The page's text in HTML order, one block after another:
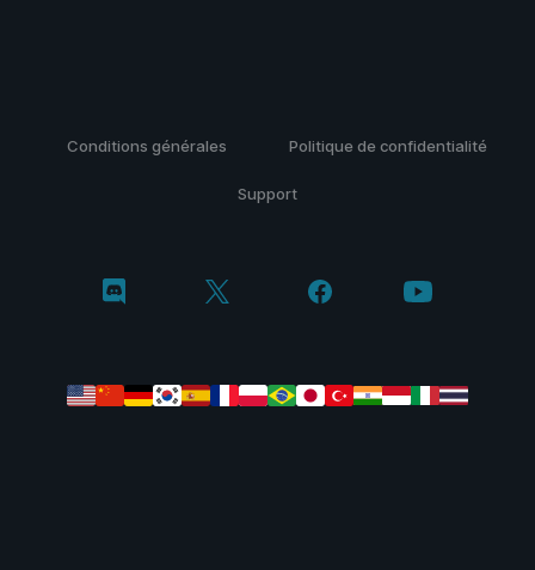
Conditions générales Politique de confidentialité
Support